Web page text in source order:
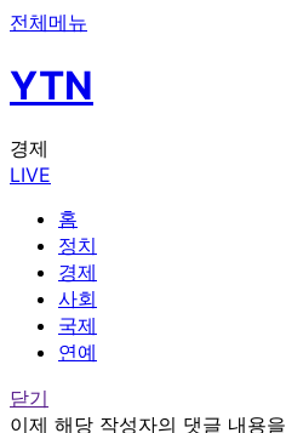
전체메뉴
YTN
경제
LIVE
홈
정치
경제
사회
국제
연예
닫기
이제 해당 작성자의 댓글 내용을